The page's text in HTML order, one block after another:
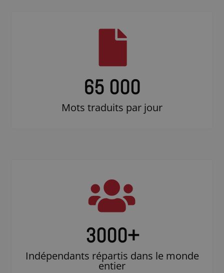
65 000
Mots traduits par jour
3000+
Indépendants répartis dans le monde
entier